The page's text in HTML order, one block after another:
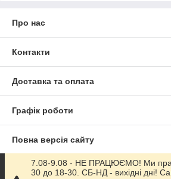
Про нас
Контакти
Доставка та оплата
Графік роботи
Повна версія сайту
Сайт створено на маркетплейсі
7.08-9.08 - НЕ ПРАЦЮЄМО! Ми
30 до 18-30. СБ-НД - вихідні дні!